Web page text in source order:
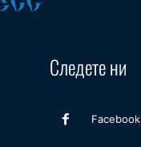
Следете ни
Facebook